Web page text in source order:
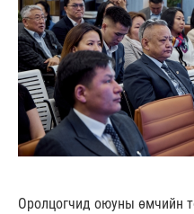
Оролцогчид оюуны өмчийн